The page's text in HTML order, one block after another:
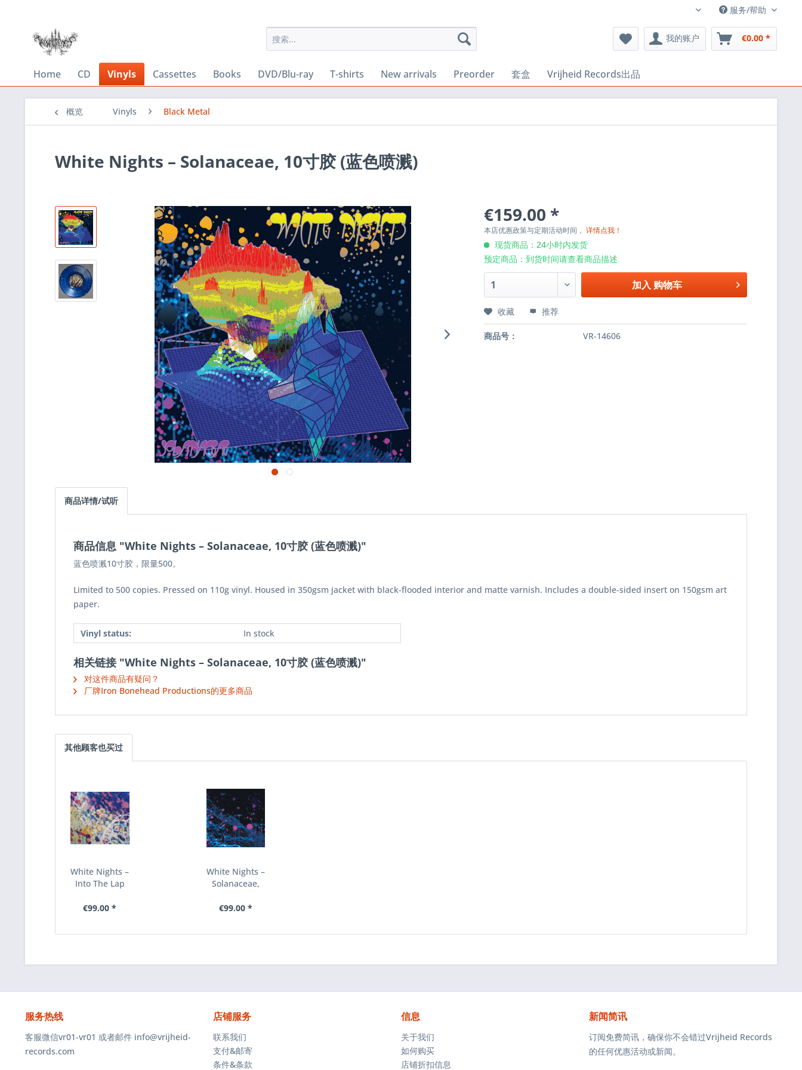
EN 服务/帮助
我的账户 €0.00 *
Home CD Vinyls Cassettes Books DVD/Blu-ray T-shirts New arrivals Preorder 套盒 Vrijheid Records出品
概览 Vinyls Black Metal
White Nights ‎– Solanaceae, 10寸胶 (蓝色喷溅)
€159.00 *
本店优惠政策与定期活动时间，详情点我！
现货商品：24小时内发货
预定商品：到货时间请查看商品描述
加入 购物车
收藏 推荐
商品号： VR-14606
商品详情/试听
商品信息 "White Nights ‎– Solanaceae, 10寸胶 (蓝色喷溅)"
蓝色喷溅10寸胶，限量500。
Limited to 500 copies. Pressed on 110g vinyl. Housed in 350gsm jacket with black-flooded interior and matte varnish. Includes a double-sided insert on 150gsm art
paper.
Vinyl status: In stock
相关链接 "White Nights ‎– Solanaceae, 10寸胶 (蓝色喷溅)"
对这件商品有疑问？
厂牌Iron Bonehead Productions的更多商品
其他顾客也买过
White Nights ‎–
Into The Lap
Ancient...
€99.00 *
White Nights ‎–
Solanaceae,
€99.00 *
服务热线
客服微信vr01-vr01 或者邮件 info@vrijheid-
records.com
店铺服务
联系我们
支付&邮寄
条件&条款
信息
关于我们
如何购买
店铺折扣信息
新闻简讯
订阅免费简讯，确保你不会错过Vrijheid Records
的任何优惠活动或新闻。